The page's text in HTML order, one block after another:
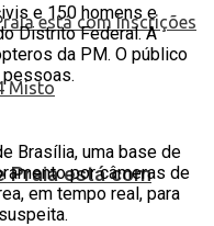
Praia está com
e 150 homens e
Distrito Federal. A
da PM. O público
Brasília, uma base de
por câmeras de
em tempo real, para